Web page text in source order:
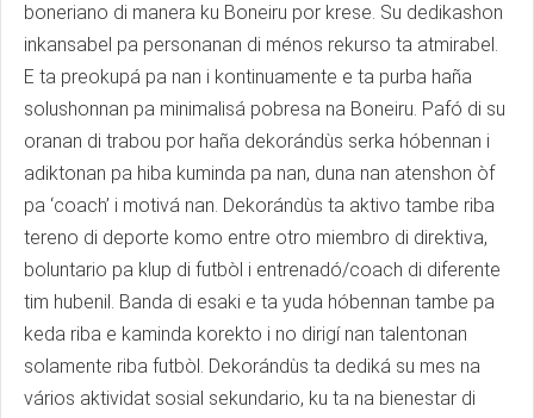
boneriano di manera ku Boneiru por krese. Su dedikashon
inkansabel pa personanan di ménos rekurso ta atmirabel.
E ta preokupá pa nan i kontinuamente e ta purba haña
solushonnan pa minimalisá pobresa na Boneiru. Pafó di su
oranan di trabou por haña dekorándùs serka hóbennan i
adiktonan pa hiba kuminda pa nan, duna nan atenshon òf
pa ‘coach’ i motivá nan. Dekorándùs ta aktivo tambe riba
tereno di deporte komo entre otro miembro di direktiva,
boluntario pa klup di futbòl i entrenadó/coach di diferente
tim hubenil. Banda di esaki e ta yuda hóbennan tambe pa
keda riba e kaminda korekto i no dirigí nan talentonan
solamente riba futbòl. Dekorándùs ta dediká su mes na
vários aktividat sosial sekundario, ku ta na bienestar di